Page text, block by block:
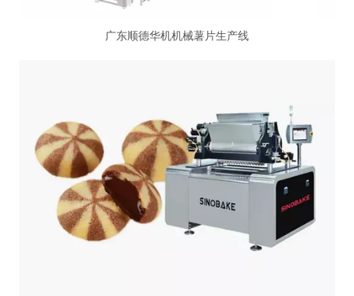
广东顺德华机机械薯片生产线